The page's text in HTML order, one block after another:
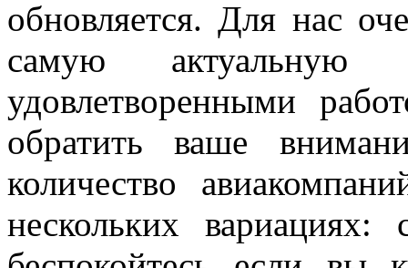
обновляется. Для нас
самую актуальную
удовлетворенными
обратить ваше
количество
нескольких